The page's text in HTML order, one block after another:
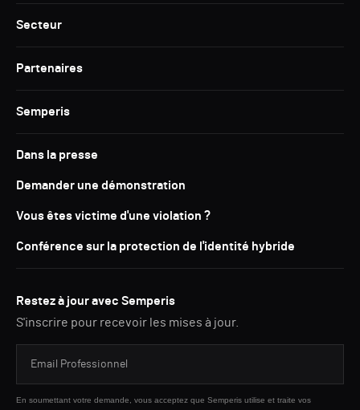
Secteur
Partenaires
Semperis
Dans la presse
Demander une démonstration
Vous êtes victime d'une violation ?
Conférence sur la protection de l'identité hybride
Restez à jour avec Semperis
S'inscrire pour recevoir les mises à jour.
En soumettant votre demande, vous acceptez que Semperis utilise et traite vos